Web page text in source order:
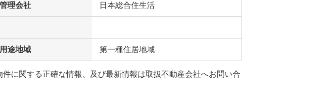
管理会社 日本総合住生活
用途地域 第一種住居地域
件に関する正確な情報、及び最新情報は取扱不動産会社へお問い合